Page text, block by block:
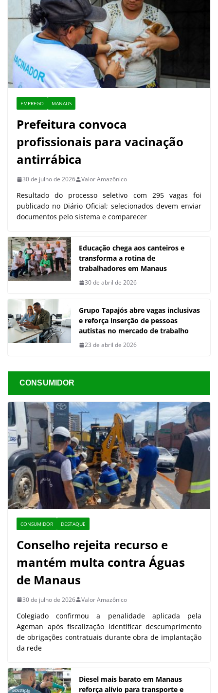
EMPREGO MANAUS
Prefeitura convoca
profissionais para vacinação
antirrábica
30 de julho de 2026 Valor Amazônico
Resultado do processo seletivo com 295 vagas foi
publicado no Diário Oficial; selecionados devem enviar
documentos pelo sistema e comparecer
Educação chega aos canteiros e
transforma a rotina de
trabalhadores em Manaus
30 de abril de 2026
Grupo Tapajós abre vagas inclusivas
e reforça inserção de pessoas
autistas no mercado de trabalho
23 de abril de 2026
CONSUMIDOR
CONSUMIDOR DESTAQUE
Conselho rejeita recurso e
mantém multa contra Águas
de Manaus
30 de julho de 2026 Valor Amazônico
Colegiado confirmou a penalidade aplicada pela
Ageman após fiscalização identificar descumprimento
de obrigações contratuais durante obra de implantação
da rede
Diesel mais barato em Manaus
reforça alívio para transporte e